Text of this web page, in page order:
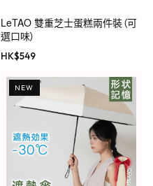
LeTAO 雙重芝士蛋糕兩件裝（可
選口味）
HK$549
NEW